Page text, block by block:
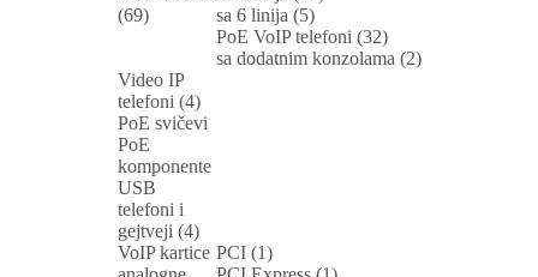
(69)
sa 6 linija (5)
PoE VoIP telefoni (32)
sa dodatnim konzolama (2)
Video IP
telefoni (4)
PoE svičevi
PoE
komponente
USB
telefoni i
gejtveji (4)
VoIP kartice PCI (1)